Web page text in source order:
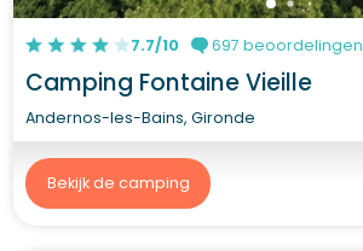
7.7/10 697 beoordelingen
Camping Fontaine Vieille
Andernos-les-Bains, Gironde
Bekijk de camping